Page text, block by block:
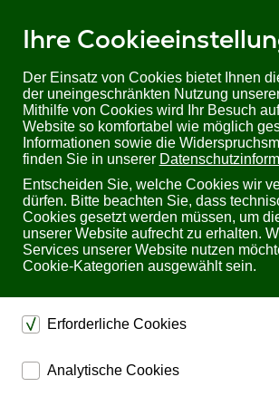
Ihre
Der Einsatz von Cookies bietet Ihnen
der uneingeschränkten Nutzung
Mithilfe von Cookies wird Ihr Besuch
Website so komfortabel wie möglich
Informationen sowie die
finden Sie in unserer
Entscheiden Sie, welche Cookies wir
dürfen. Bitte beachten Sie, dass
Cookies gesetzt werden müssen, um
unserer Website aufrecht zu erhalten.
Services unserer Website nutzen
Cookie-Kategorien ausgewählt sein.
Erforderliche Cookies
dienen dem technischen einwandfreien
Website.
Analytische Cookies
Sie befinden sich hier:Startseite Produkte Audiotechnik
Audiotechnik von PTN